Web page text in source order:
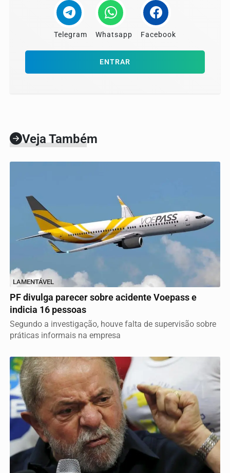
Telegram Whatsapp Facebook
ENTRAR
Veja Também
LAMENTÁVEL
PF divulga parecer sobre acidente Voepass e
indicia 16 pessoas
Segundo a investigação, houve falta de supervisão sobre
práticas informais na empresa